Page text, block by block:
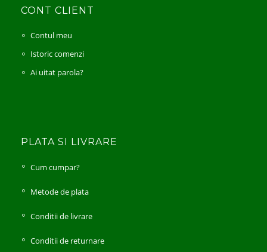
CONT CLIENT
Contul meu
Istoric comenzi
Ai uitat parola?
PLATA SI LIVRARE
Cum cumpar?
Metode de plata
Conditii de livrare
Conditii de returnare